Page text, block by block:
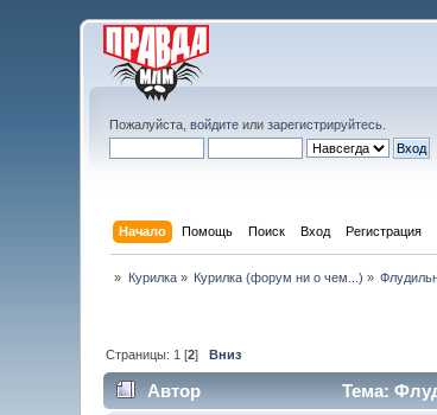
Пожалуйста,войдите илизарегистрируйтесь
Начало Помощь Поиск Вход Регистрация
» Курилка» Курилка (форум ни о чем...) »
Страницы: 1 [2]Вниз
Автор Тема: